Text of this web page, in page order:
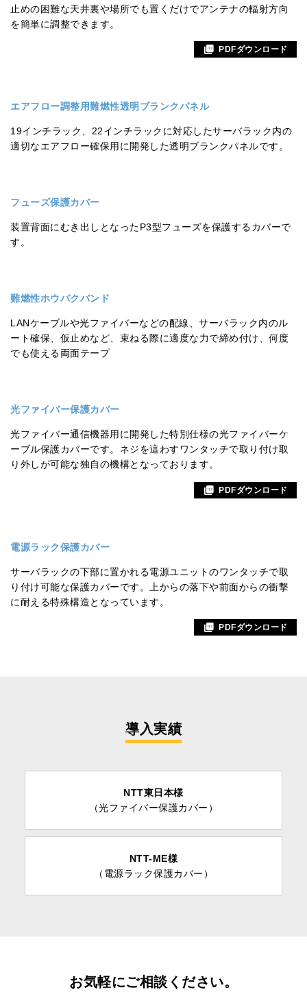
止めの困難な天井裏や場所でも置くだけでアンテナの輻射方向
を簡単に調整できます。
PDFダウンロード
エアフロー調整用難燃性透明ブランクパネル
19インチラック、22インチラックに対応したサーバラック内の
適切なエアフロー確保用に開発した透明ブランクパネルです。
フューズ保護カバー
装置背面にむき出しとなったP3型フューズを保護するカバーで
す。
難燃性ホウバクバンド
LANケーブルや光ファイバーなどの配線、サーバラック内のル
ート確保、仮止めなど、束ねる際に適度な力で締め付け、何度
でも使える両面テープ
光ファイバー保護カバー
光ファイバー通信機器用に開発した特別仕様の光ファイバーケ
ーブル保護カバーです。ネジを這わすワンタッチで取り付け取
り外しが可能な独自の機構となっております。
PDFダウンロード
電源ラック保護カバー
サーバラックの下部に置かれる電源ユニットのワンタッチで取
り付け可能な保護カバーです。上からの落下や前面からの衝撃
に耐える特殊構造となっています。
PDFダウンロード
導入実績
NTT東日本様
（光ファイバー保護カバー）
NTT-ME様
（電源ラック保護カバー）
お気軽にご相談ください。